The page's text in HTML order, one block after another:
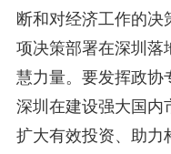
断和对经济工作的决
项决策部署在深圳落
慧力量。要发挥政协
深圳在建设强大国内
扩大有效投资、助力